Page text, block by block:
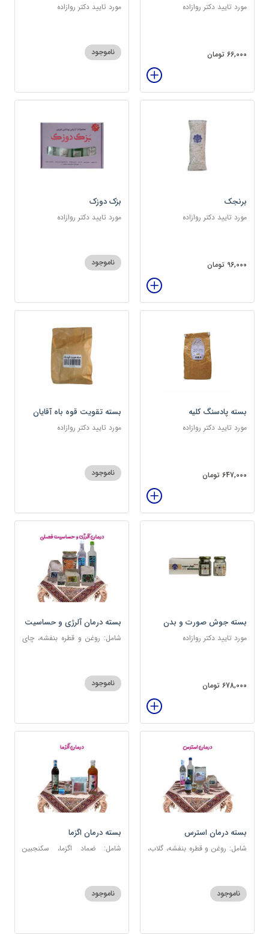
مورد تایید دکتر روازاده
66,000 تومان
مورد تایید دکتر روازاده
ناموجود
برنجک
مورد تایید دکتر روازاده
96,000 تومان
بزک دوزک
مورد تایید دکتر روازاده
ناموجود
بسته پادسنگ کلیه
مورد تایید دکتر روازاده
647,000 تومان
بسته تقویت قوه باه آقایان
مورد تایید دکتر روازاده
ناموجود
بسته جوش صورت و بدن
مورد تایید دکتر روازاده
678,000 تومان
بسته درمان آلرژی و حساسیت
فصلی
شامل: روغن و قطره بنفشه، چای
عنبرنسارا، عسل 3 ستاره
ناموجود
بسته درمان استرس
شامل: روغن و قطره بنفشه، گلاب،
گل، بهارنارنج، چای مبارک
ناموجود
بسته درمان اگزما
شامل: ضماد اگزما، سکنجبین
کپسول مفتاح 110
ناموجود